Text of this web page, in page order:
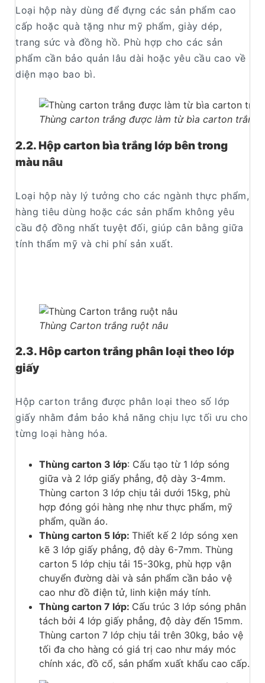
Loại hộp này dùng để đựng các sản phẩm cao
cấp hoặc quà tặng như mỹ phẩm, giày dép,
trang sức và đồng hồ. Phù hợp cho các sản
phẩm cần bảo quản lâu dài hoặc yêu cầu cao về
diện mạo bao bì.
Thùng carton trắng được làm từ bìa carton trắng
2.2. Hộp carton bìa trắng lớp bên trong
màu nâu
Loại hộp này lý tưởng cho các ngành thực phẩm,
hàng tiêu dùng hoặc các sản phẩm không yêu
cầu độ đồng nhất tuyệt đối, giúp cân bằng giữa
tính thẩm mỹ và chi phí sản xuất.
Thùng Carton trắng ruột nâu
2.3. Hôp carton trắng phân loại theo lớp
giấy
Hộp carton trắng được phân loại theo số lớp
giấy nhằm đảm bảo khả năng chịu lực tối ưu cho
từng loại hàng hóa.
Thùng carton 3 lớp: Cấu tạo từ 1 lớp sóng
giữa và 2 lớp giấy phẳng, độ dày 3-4mm.
Thùng carton 3 lớp chịu tải dưới 15kg, phù
hợp đóng gói hàng nhẹ như thực phẩm, mỹ
phẩm, quần áo.
Thùng carton 5 lớp: Thiết kế 2 lớp sóng xen
kẽ 3 lớp giấy phẳng, độ dày 6-7mm. Thùng
carton 5 lớp chịu tải 15-30kg, phù hợp vận
chuyển đường dài và sản phẩm cần bảo vệ
cao như đồ điện tử, linh kiện máy tính.
Thùng carton 7 lớp: Cấu trúc 3 lớp sóng phân
tách bởi 4 lớp giấy phẳng, độ dày đến 15mm.
Thùng carton 7 lớp chịu tải trên 30kg, bảo vệ
tối đa cho hàng có giá trị cao như máy móc
chính xác, đồ cổ, sản phẩm xuất khẩu cao cấp.